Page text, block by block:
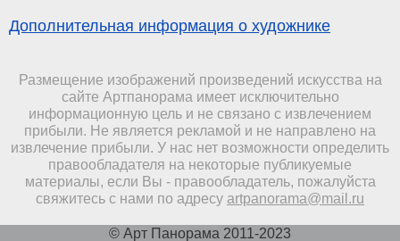
Дополнительная информация о художнике
Размещение изображений произведений искусства на
сайте Артпанорама имеет исключительно
информационную цель и не связано с извлечением
прибыли. Не является рекламой и не направлено на
извлечение прибыли. У нас нет возможности определить
правообладателя на некоторые публикуемые
материалы, если Вы - правообладатель, пожалуйста
свяжитесь с нами по адресу artpanorama@mail.ru
© Арт Панорама 2011-2023